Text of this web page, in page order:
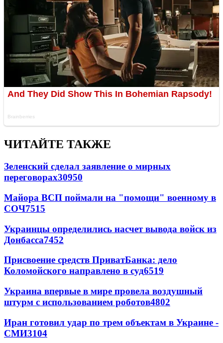
ЧИТАЙТЕ ТАКЖЕ
Зеленский сделал заявление о мирных
переговорах30950
Майора ВСП поймали на "помощи" военному в
СОЧ7515
Украинцы определились насчет вывода войск из
Донбасса7452
Присвоение средств ПриватБанка: дело
Коломойского направлено в суд6519
Украина впервые в мире провела воздушный
штурм с использованием роботов4802
Иран готовил удар по трем объектам в Украине -
СМИ3104